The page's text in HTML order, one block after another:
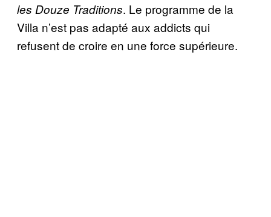
les Douze Traditions. Le programme de la
Villa n’est pas adapté aux addicts qui
refusent de croire en une force supérieure.